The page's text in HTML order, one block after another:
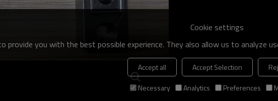
探す
Cookie settings
provide you with the best possible experience. They also allow us to analyze
Accept all Accept Selection
Necessary
Analytics Preferences